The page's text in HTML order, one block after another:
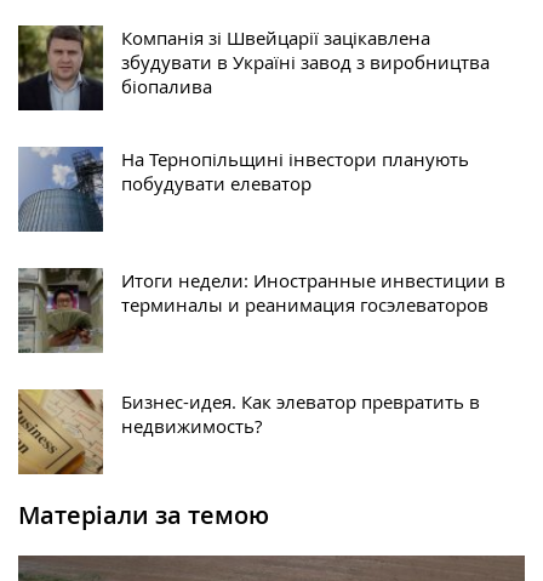
Компанія зі Швейцарії зацікавлена ​​
збудувати в Україні завод з виробництва
біопалива
На Тернопільщині інвестори планують
побудувати елеватор
Итоги недели: Иностранные инвестиции в
терминалы и реанимация госэлеваторов
Бизнес-идея. Как элеватор превратить в
недвижимость?
Матеріали за темою